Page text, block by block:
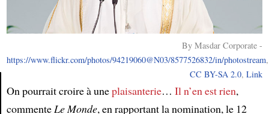
Article
By Masdar Corporate -
https://www.flickr.com/photos/94219060@N03/8577526832/in/photostream,
CC BY-SA 2.0,Link
On pourrait croire à uneplaisanterie… Il n’en est rien,
commenteLe Monde, en rapportant la nomination, le 12